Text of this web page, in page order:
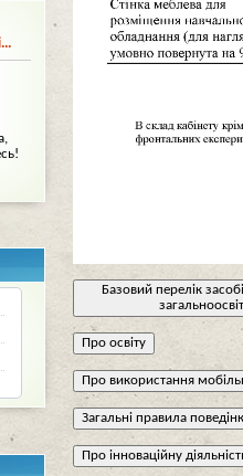
Базовий перелік
Про освіту
Про використання
Загальні правила
Про інноваційну